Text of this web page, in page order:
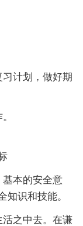
计划，做好期
基本的安全意
知识和技能。
之中去。在谦